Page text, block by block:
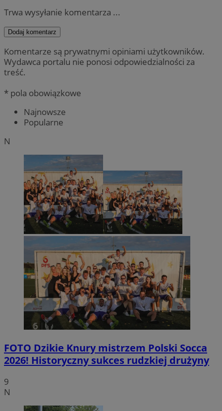
Trwa wysyłanie komentarza ...
Dodaj komentarz
Komentarze są prywatnymi opiniami użytkowników.
Wydawca portalu nie ponosi odpowiedzialności za
treść.
* pola obowiązkowe
Najnowsze
Popularne
N
FOTO Dzikie Knury mistrzem Polski Socca
2026! Historyczny sukces rudzkiej drużyny
9
N